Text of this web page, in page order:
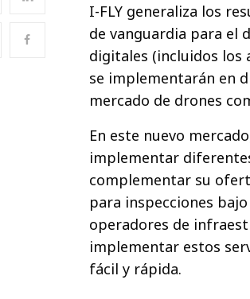
I-FLY generaliza los
de vanguardia para el
digitales (incluidos los
se implementarán en
mercado de drones
En este nuevo
implementar
complementar su
para inspecciones
operadores de
implementar estos
fácil y rápida.